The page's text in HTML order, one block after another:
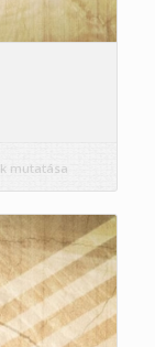
mutatása